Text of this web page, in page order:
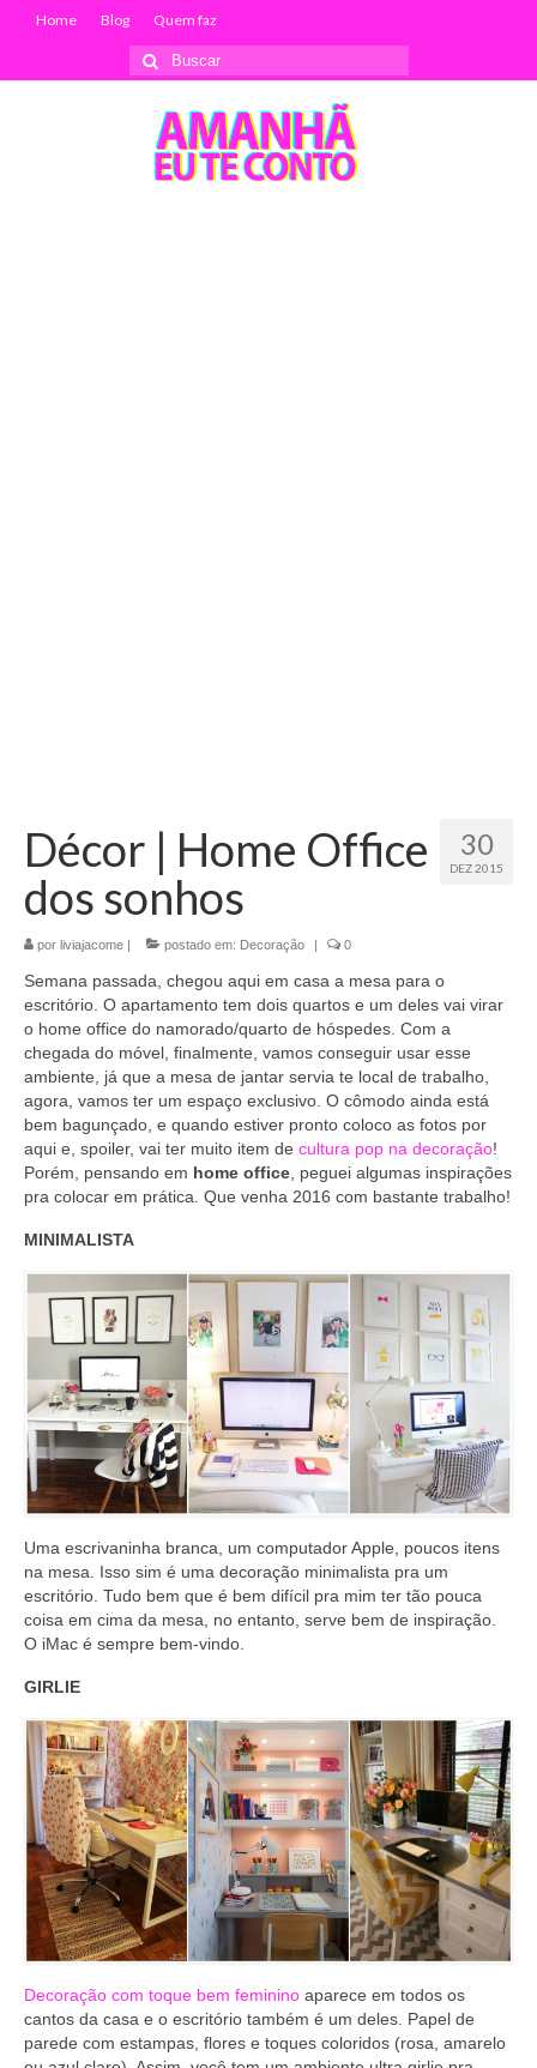
Home Blog Quem faz
Buscar
por:
30
DEZ 2015
Décor | Home Office
dos sonhos
por liviajacome | postado em: Decoração | 0
Semana passada, chegou aqui em casa a mesa para o
escritório. O apartamento tem dois quartos e um deles vai virar
o home office do namorado/quarto de hóspedes. Com a
chegada do móvel, finalmente, vamos conseguir usar esse
ambiente, já que a mesa de jantar servia te local de trabalho,
agora, vamos ter um espaço exclusivo. O cômodo ainda está
bem bagunçado, e quando estiver pronto coloco as fotos por
aqui e, spoiler, vai ter muito item de cultura pop na decoração!
Porém, pensando em home office , peguei algumas inspirações
pra colocar em prática. Que venha 2016 com bastante trabalho!
MINIMALISTA
Uma escrivaninha branca, um computador Apple, poucos itens
na mesa. Isso sim é uma decoração minimalista pra um
escritório. Tudo bem que é bem difícil pra mim ter tão pouca
coisa em cima da mesa, no entanto, serve bem de inspiração.
O iMac é sempre bem-vindo.
GIRLIE
Decoração com toque bem feminino aparece em todos os
cantos da casa e o escritório também é um deles. Papel de
parede com estampas, flores e toques coloridos (rosa, amarelo